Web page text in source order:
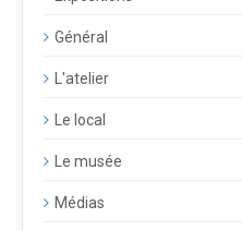
Général
L'atelier
Le local
Le musée
Médias